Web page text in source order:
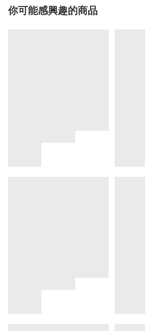
你可能感興趣的商品